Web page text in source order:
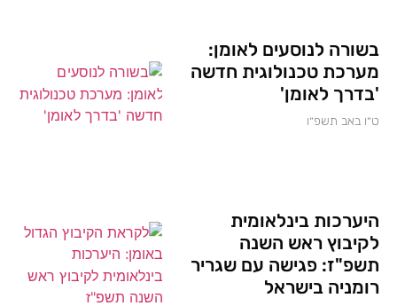
בשורה לנוסעים לאומן:
מערכת טכנולוגית חדשה
'בדרך לאומן'
ט״ו באב תשפ״ו
היערכות בינלאומית
לקיבוץ ראש השנה
תשפ"ז: פגישה עם שגריר
רומניה בישראל